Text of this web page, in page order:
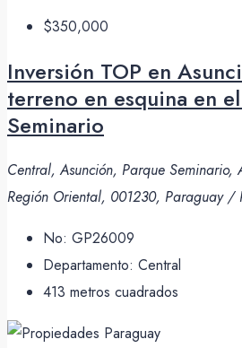
$350,000
Inversión TOP en
terreno en esquina en
Seminario
Central, Asunción, Parque Seminario,
Región Oriental, 001230, Paraguay /
No: GP26009
Departamento: Central
413 metros cuadrados